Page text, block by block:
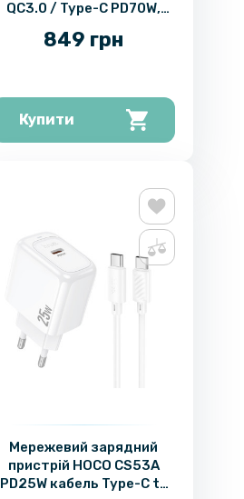
QC3.0 / Type-C PD70W,
849 грн
Купити
Мережевий зарядний
пристрій HOCO CS53A
PD25W кабель Type-C to